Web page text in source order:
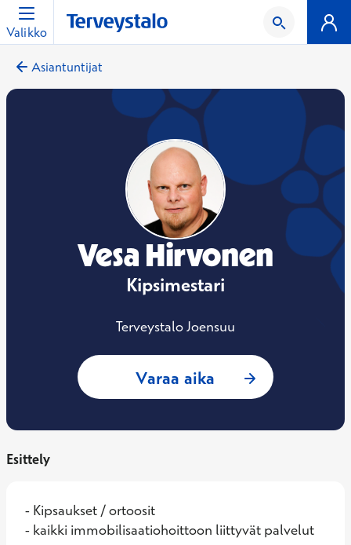
Valikko
Asiantuntijat
Vesa Hirvonen
Kipsimestari
Terveystalo Joensuu
Varaa aika : Vesa Hirvonen,
Esittely
- Kipsaukset / ortoosit
- kaikki immobilisaatiohoittoon liittyvät palvelut